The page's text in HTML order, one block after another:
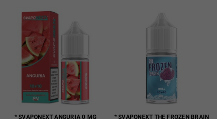
* SVAPONEXT ANGURIA 0 MG
* SVAPONEXT THE FROZEN BRAIN